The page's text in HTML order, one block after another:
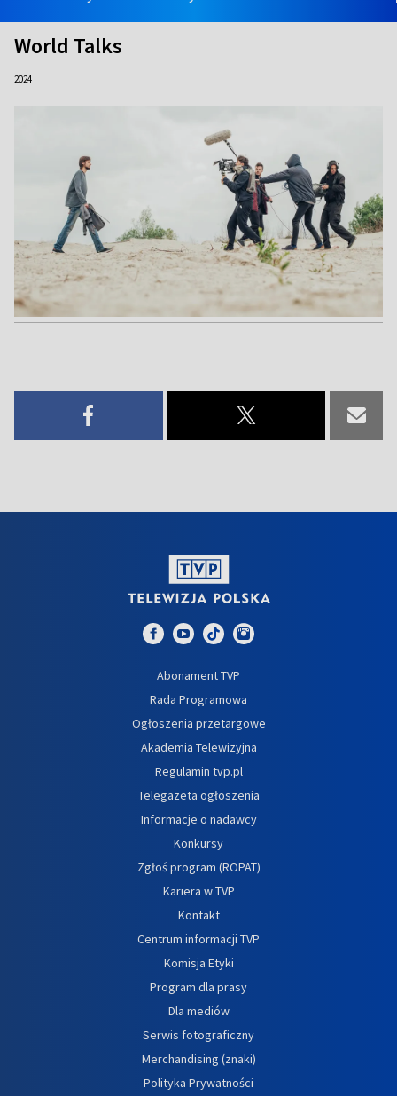
World Talks
2024
Abonament TVP
Rada Programowa
Ogłoszenia przetargowe
Akademia Telewizyjna
Regulamin tvp.pl
Telegazeta ogłoszenia
Informacje o nadawcy
Konkursy
Zgłoś program (ROPAT)
Kariera w TVP
Kontakt
Centrum informacji TVP
Komisja Etyki
Program dla prasy
Dla mediów
Serwis fotograficzny
Merchandising (znaki)
Polityka Prywatności